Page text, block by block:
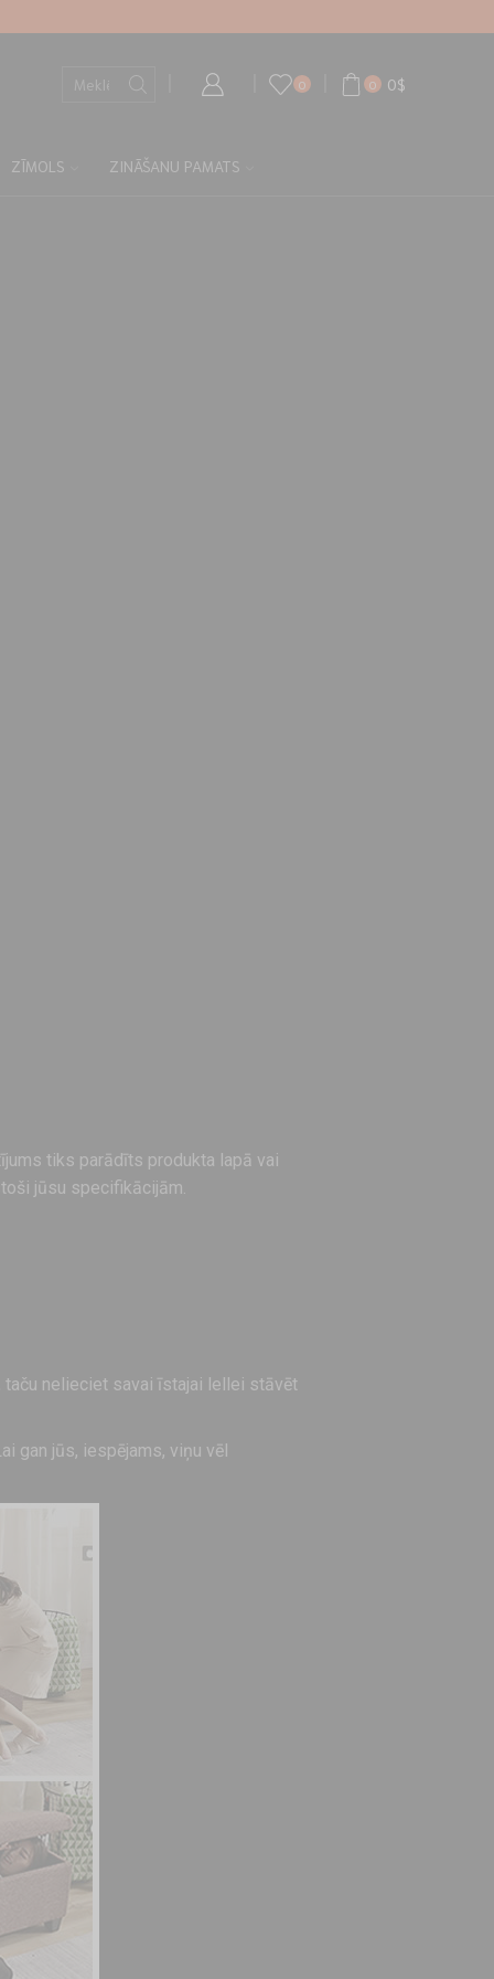
0 0 0$
ZĪMOLS ZINĀŠANU PAMATS
tiks parādīts produkta lapā vai
jūsu specifikācijām.
nelieciet savai īstajai lellei stāvēt
gan jūs, iespējams, viņu vēl